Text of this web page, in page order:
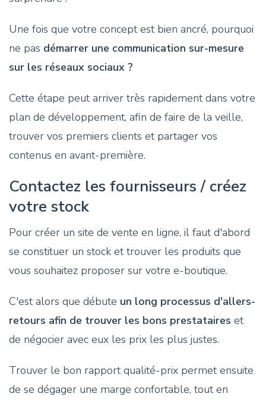
Une fois que votre concept est bien ancré, pourquoi
ne pas démarrer une communication sur-mesure
sur les réseaux sociaux ?
Cette étape peut arriver très rapidement dans votre
plan de développement, afin de faire de la veille,
trouver vos premiers clients et partager vos
contenus en avant-première.
Contactez les fournisseurs / créez
votre stock
Pour créer un site de vente en ligne, il faut d'abord
se constituer un stock et trouver les produits que
vous souhaitez proposer sur votre e-boutique.
C'est alors que débute un long processus d'allers-
retours afin de trouver les bons prestataires et
de négocier avec eux les prix les plus justes.
Trouver le bon rapport qualité-prix permet ensuite
de se dégager une marge confortable, tout en